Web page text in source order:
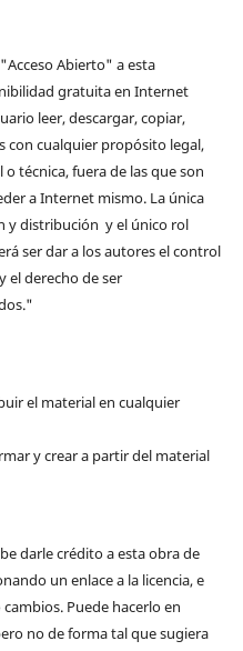
Abierto" a esta
gratuita en Internet
leer, descargar, copiar,
con cualquier propósito legal,
técnica, fuera de las que son
a Internet mismo. La única
y distribución y el único rol
ser dar a los autores el control
el derecho de ser
el material en cualquier
y crear a partir del material
darle crédito a esta obra de
un enlace a la licencia, e
Puede hacerlo en
no de forma tal que sugiera